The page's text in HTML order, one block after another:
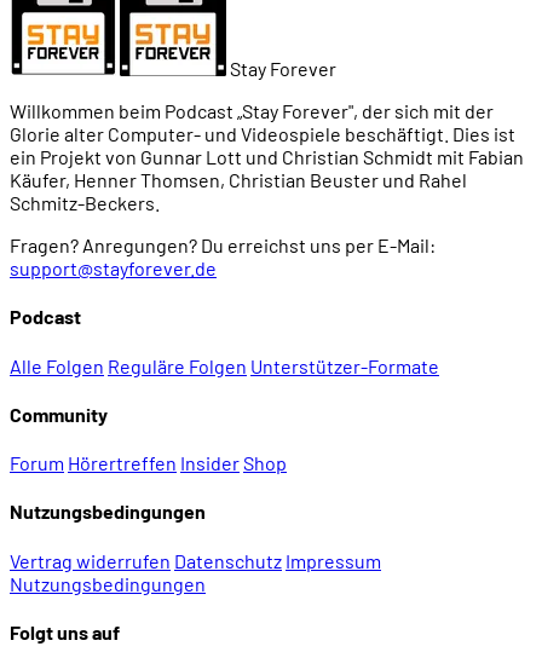
Stay Forever
Willkommen beim Podcast „Stay Forever", der sich mit der
Glorie alter Computer- und Videospiele beschäftigt. Dies ist
ein Projekt von Gunnar Lott und Christian Schmidt mit Fabian
Käufer, Henner Thomsen, Christian Beuster und Rahel
Schmitz-Beckers.
Fragen? Anregungen? Du erreichst uns per E-Mail:
support@stayforever.de
Podcast
Alle Folgen Reguläre Folgen Unterstützer-Formate
Community
Forum Hörertreffen InsiderShop
Nutzungsbedingungen
Vertrag widerrufen Datenschutz Impressum
Nutzungsbedingungen
Folgt uns auf